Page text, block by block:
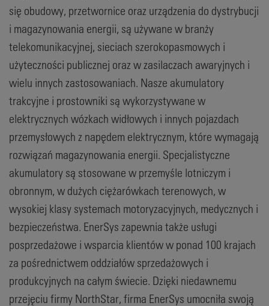
się obudowy, przetwornice oraz urządzenia do dystrybucji
i magazynowania energii, są używane w branży
telekomunikacyjnej, sieciach szerokopasmowych i
użyteczności publicznej oraz w zasilaczach awaryjnych i
wielu innych zastosowaniach. Nasze akumulatory
trakcyjne i prostowniki są wykorzystywane w
elektrycznych wózkach widłowych i innych pojazdach
przemysłowych z napędem elektrycznym, które wymagają
rozwiązań magazynowania energii. Specjalistyczne
akumulatory są stosowane w przemyśle lotniczym i
obronnym, w dużych ciężarówkach terenowych, w
wysokiej klasy systemach motoryzacyjnych, medycznych i
bezpieczeństwa. EnerSys zapewnia także usługi
posprzedażowe i wsparcia klientów w ponad 100 krajach
za pośrednictwem oddziałów sprzedażowych i
produkcyjnych na całym świecie. Dzięki niedawnemu
przejęciu firmy NorthStar, firma EnerSys umocniła swoją